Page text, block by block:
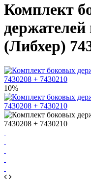
Комплект
(Либхер)
10%